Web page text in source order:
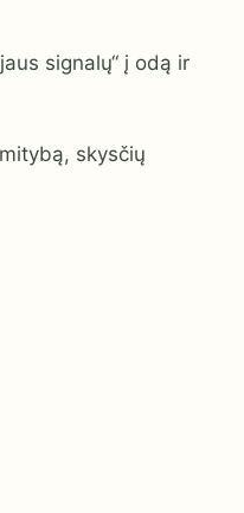
signalų“ į odą ir
skysčių